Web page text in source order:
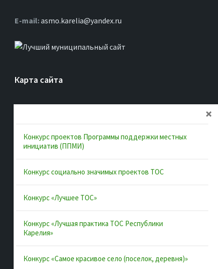
Е-mail:asmo.karelia@yandex.ru
Карта сайта
Об ассоциации
Документы
Муниципальные образования
Конкурсы и лучшие практики
Контакты
Полезные ссылки
Интернет-портал Республики Карелия
Конкурс проектов Программы поддержки местных
инициатив (ППМИ)
Конкурс социально значимых проектов ТОС
Конкурс «Лучшее ТОС»
Конкурс «Лучшая практика ТОС Республики
Карелия»
Конкурс «Самое красивое село (поселок, деревня)»